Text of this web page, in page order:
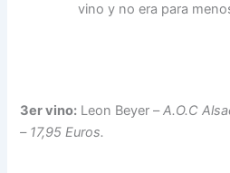
vino y no era para
3er vino: Leon Beyer –A.O.C
– 17,95 Euros.